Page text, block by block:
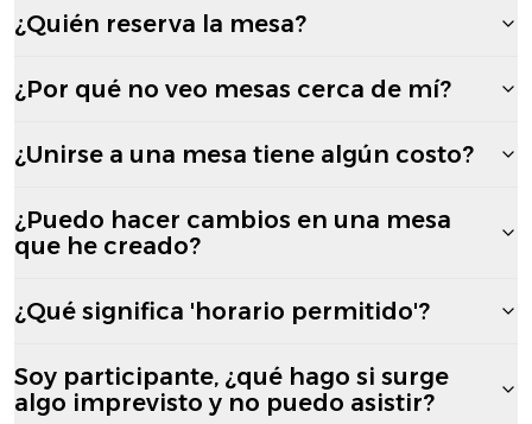
¿Quién reserva la mesa?
¿Por qué no veo mesas cerca de mí?
¿Unirse a una mesa tiene algún costo?
¿Puedo hacer cambios en una mesa
que he creado?
¿Qué significa 'horario permitido'?
Soy participante, ¿qué hago si surge
algo imprevisto y no puedo asistir?